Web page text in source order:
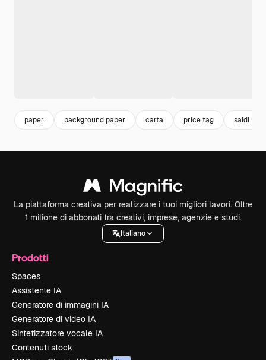
paper background paper carta price tag saldi
La piattaforma creativa per realizzare i tuoi migliori lavori. Oltre
1 milione di abbonati tra creativi, imprese, agenzie e studi.
Italiano
Prodotti
Spaces
Assistente IA
Generatore di immagini IA
Generatore di video IA
Sintetizzatore vocale IA
Contenuti stock